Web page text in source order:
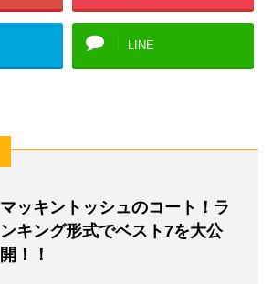
LINE
マッキントッシュのコート！ラ
ンキング形式でベスト7を大公
開！！